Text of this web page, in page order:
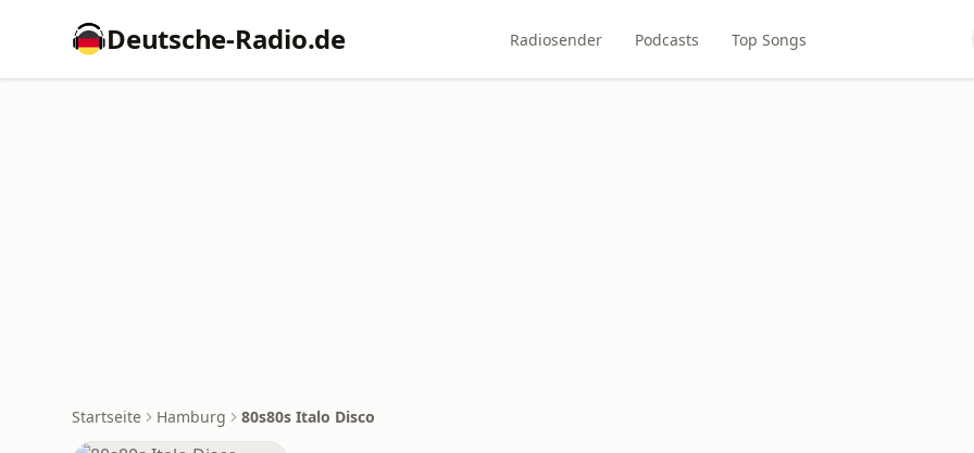
Deutsche-Radio.de Radiosender Podcasts Top Songs
Startseite Hamburg 80s80s Italo Disco